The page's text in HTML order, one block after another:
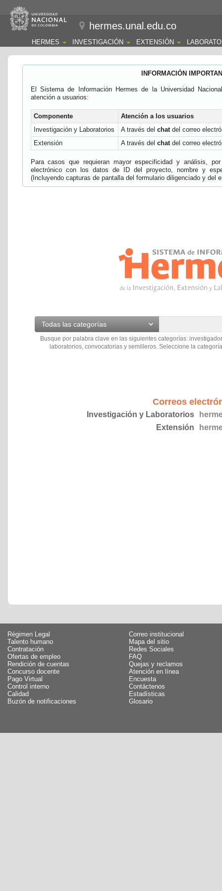
hermes.unal.edu.co
HERMES INVESTIGACIÓN EXTENSIÓN
INFORMACIÓN
El Sistema de Información Hermes de la Universidad
atención a usuarios:
Componente
Atención a los usuarios
Investigación y Laboratorios
A través del chatdel correo
Extensión
A través del chatdel correo
Para casos que requieran mayor especificidad y análisis,
electrónico con los datos de ID del proyecto, nombre y
(Incluyendo capturas de pantalla del formulario diligenciado y del
Todas las categorías
Busque por palabra clave en las siguientes categorías:
laboratorios, convocatorias y semilleros. Seleccione la
Correos
Investigación y Laboratorios
Extensión
Régimen Legal
Talento humano
Contratación
Ofertas de empleo
Rendición de cuentas
Concurso docente
Pago Virtual
Control interno
Calidad
Buzón de notificaciones
Correo institucional
Mapa del sitio
Redes Sociales
FAQ
Quejas y reclamos
Atención en línea
Encuesta
Contáctenos
Estadísticas
Glosario